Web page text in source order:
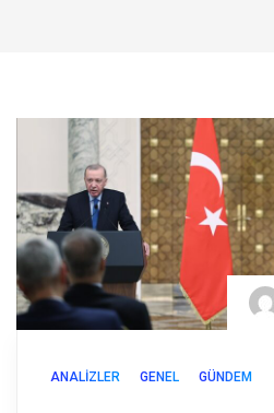
ANALIZLER GENEL GÜNDEM